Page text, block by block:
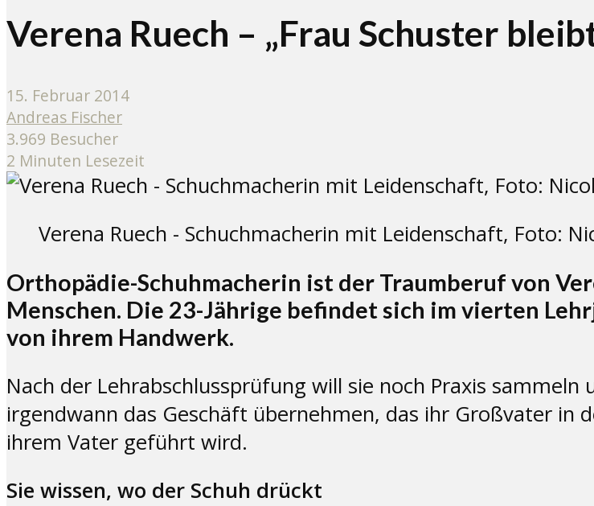
Verena Ruech – „Frau Schuster
15. Februar 2014
Andreas Fischer
3.969 Besucher
2 Minuten Lesezeit
Verena Ruech - Schuchmacherin mit Leidenschaft, Foto:
Orthopädie-Schuhmacherin ist der Traumberuf von
Menschen. Die 23-Jährige befindet sich im vierten
von ihrem Handwerk.
Nach der Lehrabschlussprüfung will sie noch Praxis
irgendwann das Geschäft übernehmen, das ihr Großvater in
ihrem Vater geführt wird.
Sie wissen, wo der Schuh drückt